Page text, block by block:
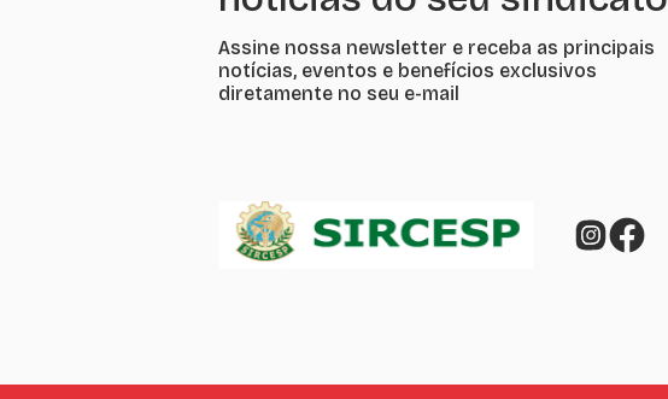
Assine nossa newsletter e receba as principais
notícias, eventos e benefícios exclusivos
diretamente no seu e-mail